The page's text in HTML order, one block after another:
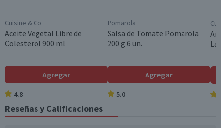
Cuisine & Co
Aceite Vegetal Libre de
Colesterol 900 ml
Agregar
4.8
Pomarola
Salsa de Tomate Pomarola
200 g 6 un.
Agregar
5.0
Reseñas y Calificaciones